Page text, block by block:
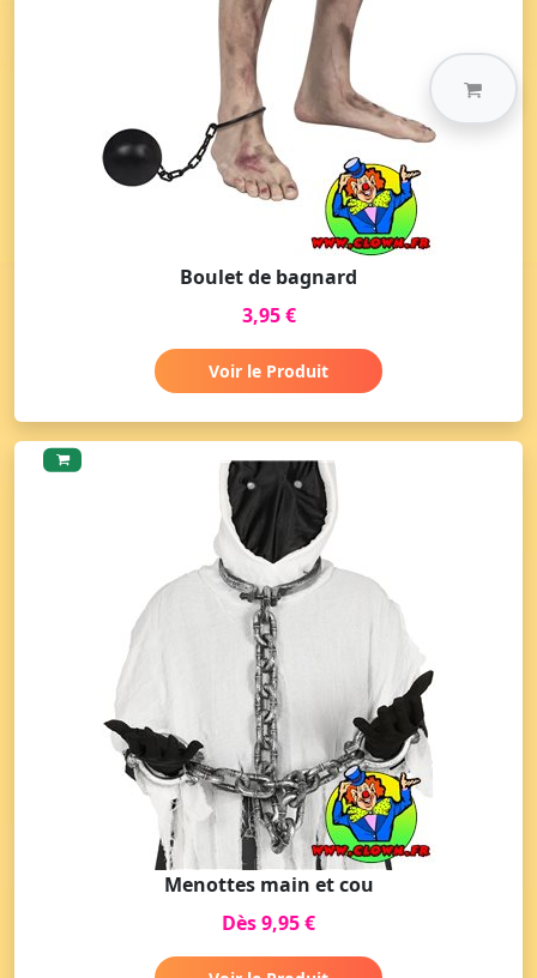
Boulet de bagnard
3,95 €
Voir le Produit
Menottes main et cou
Dès 9,95 €